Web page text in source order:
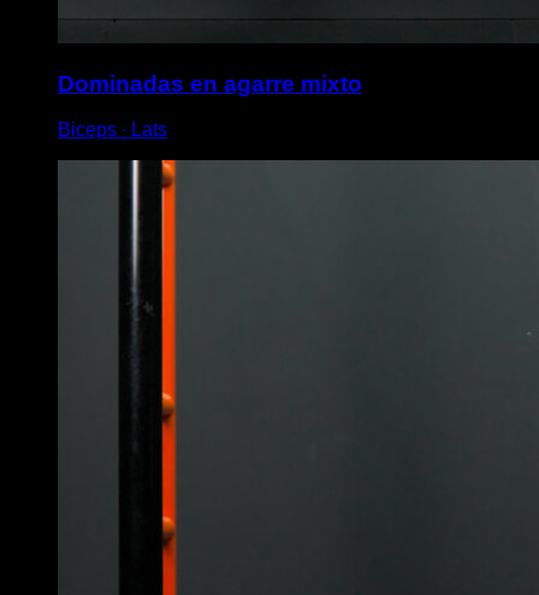
Dominadas en agarre mixto
Biceps ∙ Lats